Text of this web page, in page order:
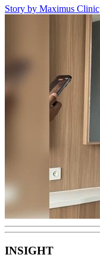
Story by Maximus Clinic
INSIGHT